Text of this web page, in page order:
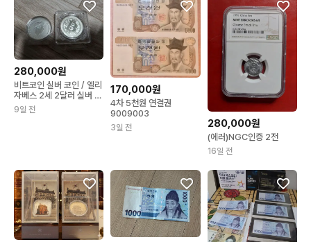
280,000원
비트코인 실버 코인 / 엘리
자베스 2세 2달러 실버 코
인2온즈
9일 전
170,000원
4차 5천원 연결권
9009003
3일 전 280,000원
(에러)NGC인증 2전
16일 전